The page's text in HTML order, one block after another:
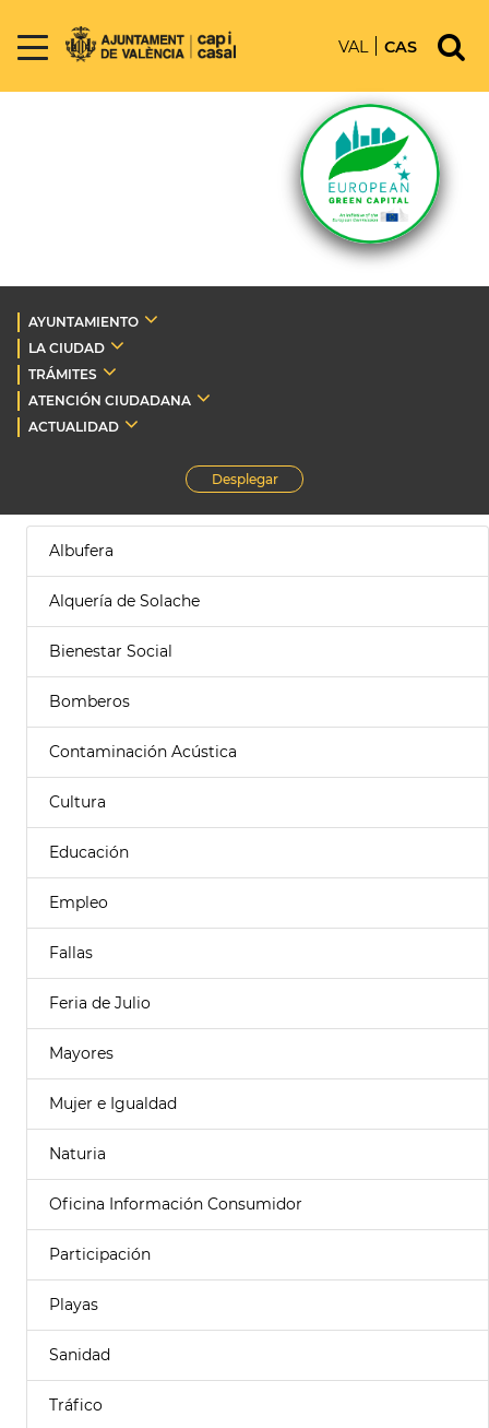
VAL CAS
AYUNTAMIENTO
LA CIUDAD
TRÁMITES
ATENCIÓN CIUDADANA
ACTUALIDAD
Desplegar
Albufera
Alquería de Solache
Bienestar Social
Bomberos
Contaminación Acústica
Cultura
Educación
Empleo
Fallas
Feria de Julio
Mayores
Mujer e Igualdad
Naturia
Oficina Información Consumidor
Participación
Playas
Sanidad
Tráfico